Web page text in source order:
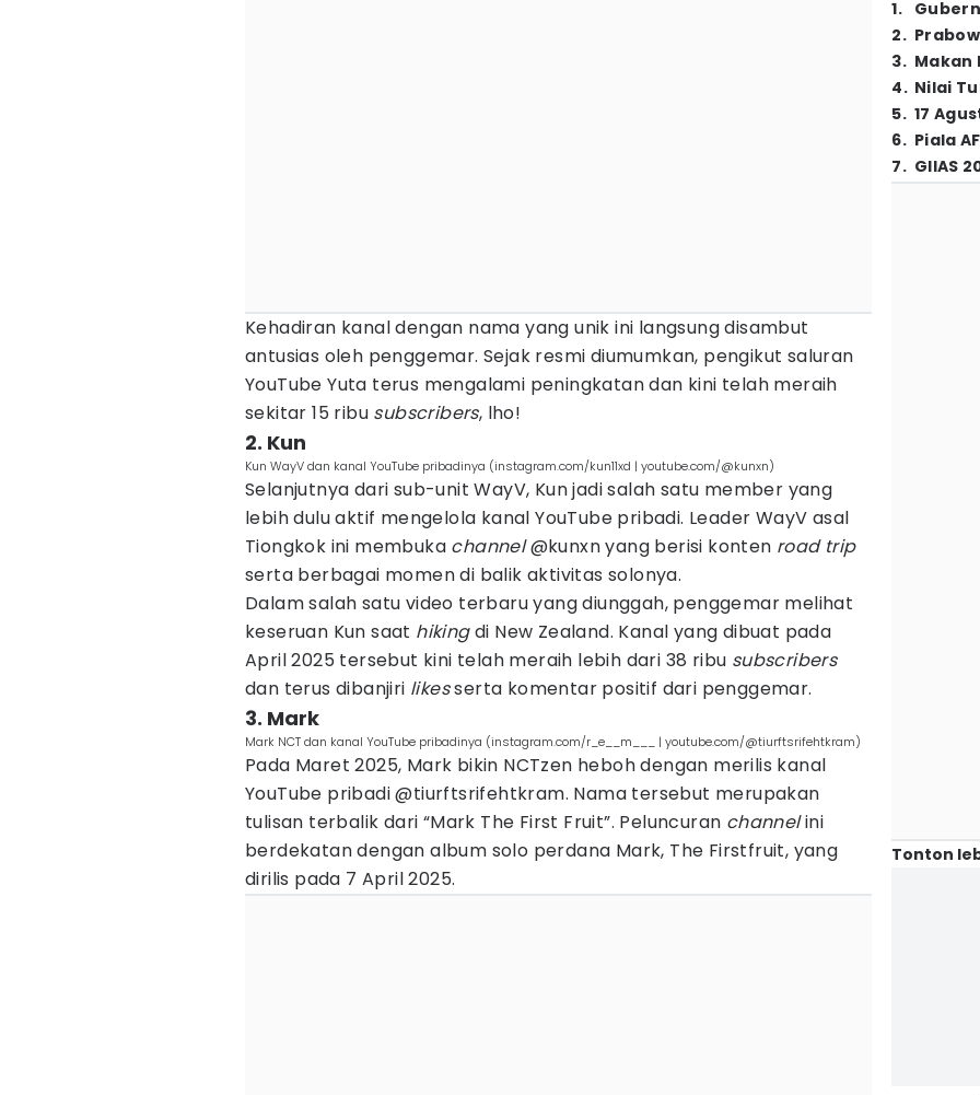
Kehadiran kanal dengan nama yang unik ini langsung disambut
antusias oleh penggemar. Sejak resmi diumumkan, pengikut saluran
YouTube Yuta terus mengalami peningkatan dan kini telah meraih
sekitar 15 ribu subscribers, lho!
2. Kun
Kun WayV dan kanal YouTube pribadinya (instagram.com/kun11xd | youtube.com/@kunxn)
Selanjutnya dari sub-unit WayV, Kun jadi salah satu member yang
lebih dulu aktif mengelola kanal YouTube pribadi. Leader WayV asal
Tiongkok ini membuka channel@kunxn yang berisi konten road trip
serta berbagai momen di balik aktivitas solonya.
Dalam salah satu video terbaru yang diunggah, penggemar melihat
keseruan Kun saat hikingdi New Zealand. Kanal yang dibuat pada
April 2025 tersebut kini telah meraih lebih dari 38 ribu subscribers
dan terus dibanjiri likesserta komentar positif dari penggemar.
3. Mark
Mark NCT dan kanal YouTube pribadinya (instagram.com/r_e__m___ | youtube.com/@tiurftsrifehtkram)
Pada Maret 2025, Mark bikin NCTzen heboh dengan merilis kanal
YouTube pribadi @tiurftsrifehtkram. Nama tersebut merupakan
tulisan terbalik dari “Mark The First Fruit”. Peluncuran channelini
berdekatan dengan album solo perdana Mark, The Firstfruit, yang
dirilis pada 7 April 2025.
1.
2.
3. Makan
4. Nilai
5. 17
6. Piala
7. GIIAS
Tonton